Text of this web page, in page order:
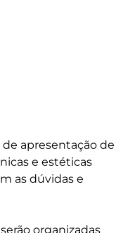
apresentação de
e estéticas
as dúvidas e
organizadas